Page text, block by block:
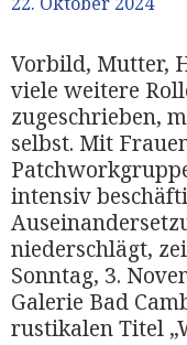
Vorbild, Mutter,
viele weitere
zugeschrieben,
selbst. Mit
intensiv
niederschlägt,
Sonntag, 3.
Galerie Bad
rustikalen Titel